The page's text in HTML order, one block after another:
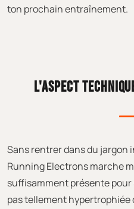
ton prochain entraînement.
L'ASPECT
Sans rentrer dans du jargon
Running Electrons marche
suffisamment présente
pas tellement hypertrophiée